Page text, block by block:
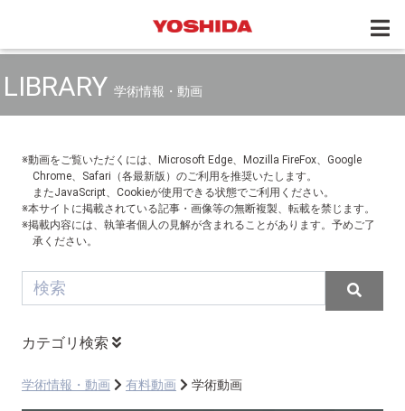
LIBRARY 学術情報・動画
※動画をご覧いただくには、Microsoft Edge、Mozilla FireFox、Google
Chrome、Safari（各最新版）のご利用を推奨いたします。
またJavaScript、Cookieが使用できる状態でご利用ください。
※本サイトに掲載されている記事・画像等の無断複製、転載を禁じます。
※掲載内容には、執筆者個人の見解が含まれることがあります。予めご了
承ください。
カテゴリ検索
学術情報・動画 有料動画 学術動画